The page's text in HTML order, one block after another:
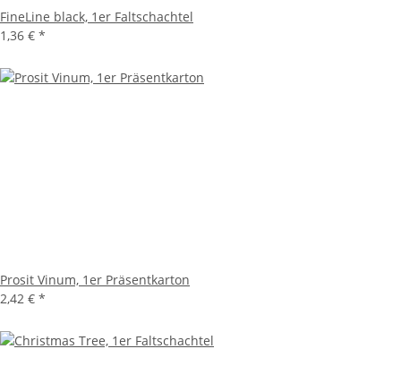
FineLine black, 1er Faltschachtel
1,36 € *
Prosit Vinum, 1er Präsentkarton
2,42 € *